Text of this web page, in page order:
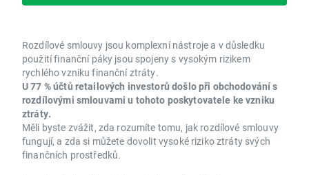
Rozdílové smlouvy jsou komplexní nástroje a v důsledku
použití finanční páky jsou spojeny s vysokým rizikem
rychlého vzniku finanční ztráty.
U 77 % účtů retailových investorů došlo při obchodování s
rozdílovými smlouvami u tohoto poskytovatele ke vzniku
ztráty.
Měli byste zvážit, zda rozumíte tomu, jak rozdílové smlouvy
fungují, a zda si můžete dovolit vysoké riziko ztráty svých
finančních prostředků.